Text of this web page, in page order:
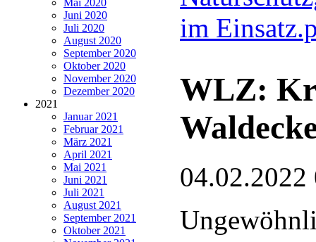
Juni 2020
Juli 2020
August 2020
September 2020
Oktober 2020
November 2020
Dezember 2020
2021
Januar 2021
Februar 2021
März 2021
April 2021
Mai 2021
Juni 2021
Juli 2021
August 2021
September 2021
Oktober 2021
im
WLZ:
04.02.2022